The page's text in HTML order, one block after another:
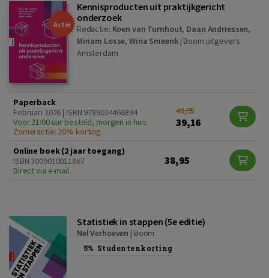
Actie
Kennisproducten uit praktijkgericht
onderzoek
Redactie: Koen van Turnhout, Daan Andriessen,
Miriam Losse,Wina Smeenk| Boom uitgevers
Amsterdam
Paperback
Februari 2026 | ISBN 9789024466894
Voor 21:00 uur besteld, morgen in huis
Zomeractie: 20% korting
48,95
39,16
Online boek (2 jaar toegang)
ISBN 3009010011867
Direct via e-mail
38,95
Statistiek in stappen (5e editie)
Nel Verhoeven | Boom
5% Studentenkorting